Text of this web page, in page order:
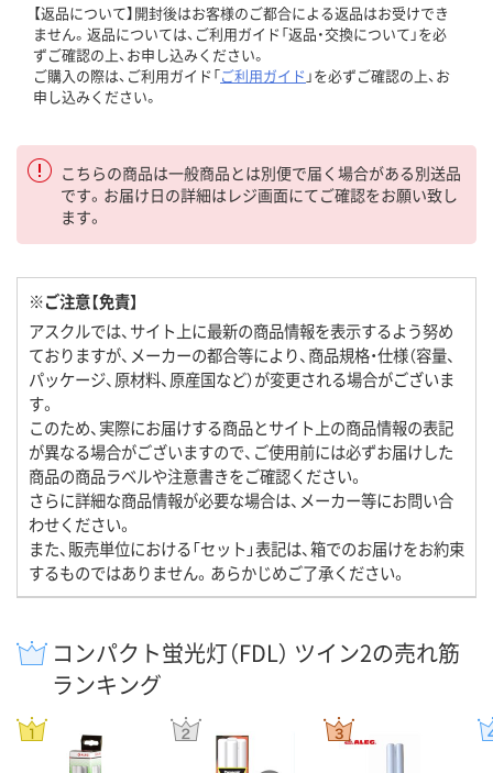
【返品について】開封後はお客様のご都合による返品はお受けでき
ません。返品については、ご利用ガイド「返品・交換について」を必
ずご確認の上、お申し込みください。
ご購入の際は、ご利用ガイド「ご利用ガイド 」を必ずご確認の上、お
申し込みください。
こちらの商品は一般商品とは別便で届く場合がある別送品
です。お届け日の詳細はレジ画面にてご確認をお願い致し
ます。
※ご注意【免責】
アスクルでは、サイト上に最新の商品情報を表示するよう努め
ておりますが、メーカーの都合等により、商品規格・仕様（容量、
パッケージ、原材料、原産国など）が変更される場合がございま
す。
このため、実際にお届けする商品とサイト上の商品情報の表記
が異なる場合がございますので、ご使用前には必ずお届けした
商品の商品ラベルや注意書きをご確認ください。
さらに詳細な商品情報が必要な場合は、メーカー等にお問い合
わせください。
また、販売単位における「セット」表記は、箱でのお届けをお約束
するものではありません。あらかじめご了承ください。
コンパクト蛍光灯（FDL） ツイン2の売れ筋
ランキング